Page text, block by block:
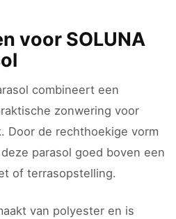
voor SOLUNA
combineert een
zonwering voor
Door de rechthoekige vorm
parasol goed boven een
of terrasopstelling.
van polyester en is